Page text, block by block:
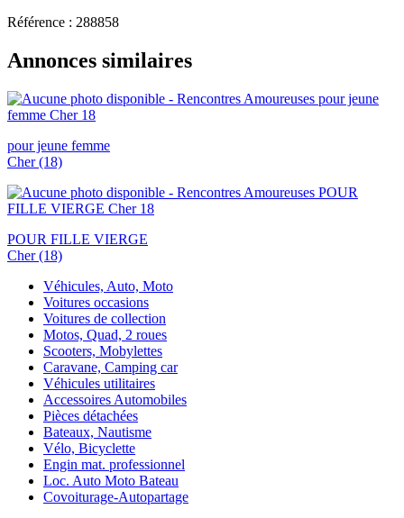
Référence : 288858
Annonces similaires
pour jeune femme
Cher (18)
POUR FILLE VIERGE
Cher (18)
Véhicules, Auto, Moto
Voitures occasions
Voitures de collection
Motos, Quad, 2 roues
Scooters, Mobylettes
Caravane, Camping car
Véhicules utilitaires
Accessoires Automobiles
Pièces détachées
Bateaux, Nautisme
Vélo, Bicyclette
Engin mat. professionnel
Loc. Auto Moto Bateau
Covoiturage-Autopartage